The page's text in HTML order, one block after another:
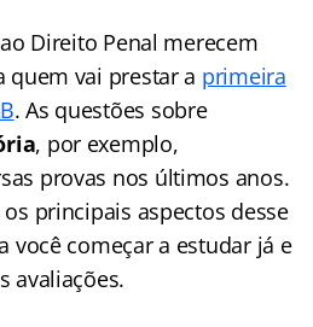
Direito Penal merecem
quem vai prestar a primeira
. As questões sobre
, por exemplo,
provas nos últimos anos.
principais aspectos desse
você começar a estudar já e
avaliações.